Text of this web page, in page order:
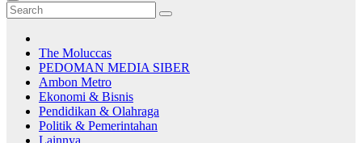
The Moluccas
PEDOMAN MEDIA SIBER
Ambon Metro
Ekonomi & Bisnis
Pendidikan & Olahraga
Politik & Pemerintahan
Lainnya